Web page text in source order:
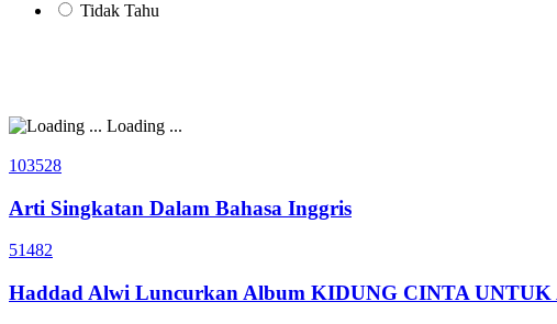
Tidak Tahu
Loading ...
103528
Arti Singkatan Dalam Bahasa Inggris
51482
Haddad Alwi Luncurkan Album KIDUNG CINTA UNTUK